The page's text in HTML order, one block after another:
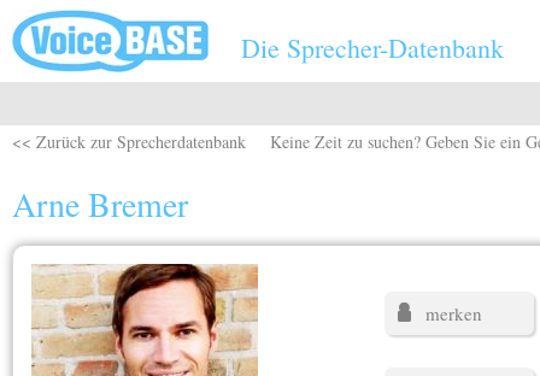
Direkt zum Inhalt
Die Sprecher-Datenbank
<< Zurück zur Sprecherdatenbank Keine Zeit zu suchen? Geben Sie ein
Arne Bremer
merken